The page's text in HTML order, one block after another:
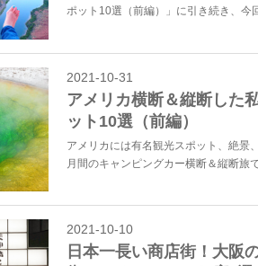
ポット10選（前編）」に引き続き、今
2021-10-31
アメリカ横断＆縦断した
ット10選（前編）
アメリカには有名観光スポット、絶景
月間のキャンピングカー横断＆縦断旅
2021-10-10
日本一長い商店街！大阪